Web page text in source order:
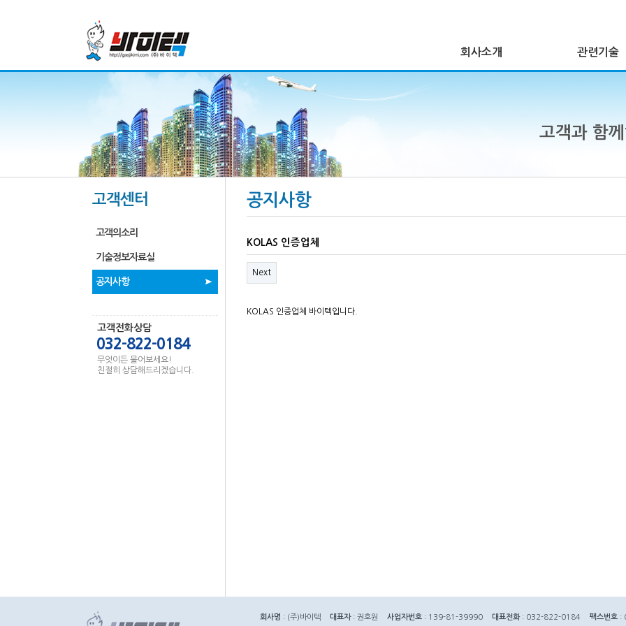
회사소개 관련기술
고객과 함
고객센터
고객의소리
기술정보자료실
공지사항
고객전화상담
032-822-0184
무엇이든 물어보세요!
친절히 상담해드리겠습니다.
공지사항
KOLAS 인증업체
Next
KOLAS 인증업체 바이텍입니다.
회사명 : (주)바이텍 대표자: 권호원 사업자번호 : 139-81-39990 대표전화: 032-822-0184 팩스번호 :